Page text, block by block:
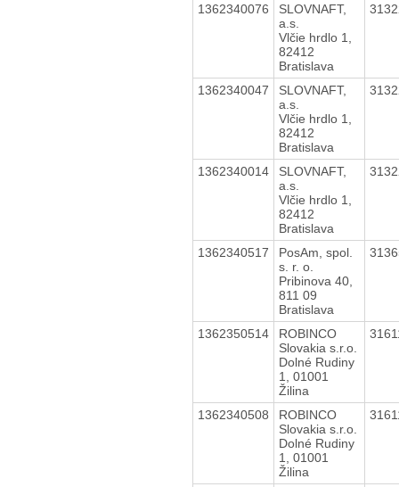
1362340076
SLOVNAFT,
a.s.
Vlčie hrdlo 1,
82412
Bratislava
1362340047
SLOVNAFT,
a.s.
Vlčie hrdlo 1,
82412
Bratislava
1362340014
SLOVNAFT,
a.s.
Vlčie hrdlo 1,
82412
Bratislava
1362340517
PosAm, spol.
s. r. o.
Pribinova 40,
811 09
Bratislava
1362350514
ROBINCO
Slovakia s.r.o.
Dolné Rudiny
1, 01001
Žilina
1362340508
ROBINCO
Slovakia s.r.o.
Dolné Rudiny
1, 01001
Žilina